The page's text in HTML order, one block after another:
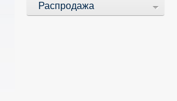
Распродажа